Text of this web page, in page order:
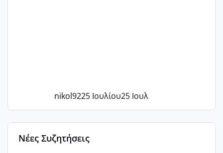
nikol9225 Ιουλίου25 Ιουλ
Νέες Συζητήσεις